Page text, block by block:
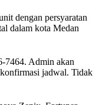
dengan persyaratan
dalam kota Medan
7464. Admin akan
jadwal. Tidak